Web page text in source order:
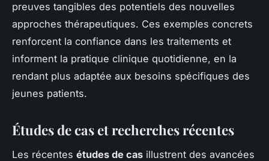
preuves tangibles des potentiels des nouvelles
approches thérapeutiques. Ces exemples concrets
renforcent la confiance dans les traitements et
informent la pratique clinique quotidienne, en la
rendant plus adaptée aux besoins spécifiques des
jeunes patients.
Études de cas et recherches récentes
Les récentes études de cas illustrent des avancées